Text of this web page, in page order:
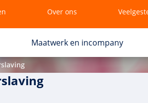
Over ons
Maatwerk en incompany